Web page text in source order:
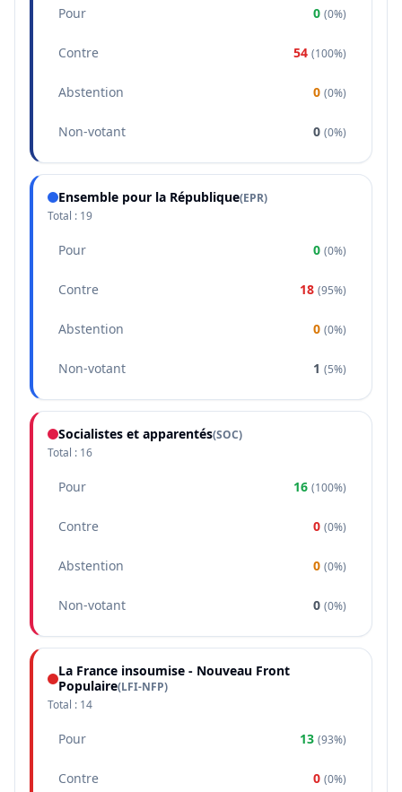
Pour 0 (0%)
Contre 54 (100%)
Abstention 0 (0%)
Non-votant 0 (0%)
Ensemble pour la République(EPR)
Total : 19
Pour 0 (0%)
Contre 18 (95%)
Abstention 0 (0%)
Non-votant 1 (5%)
Socialistes et apparentés(SOC)
Total : 16
Pour 16 (100%)
Contre 0 (0%)
Abstention 0 (0%)
Non-votant 0 (0%)
La France insoumise - Nouveau Front
Populaire(LFI-NFP)
Total : 14
Pour 13 (93%)
Contre 0 (0%)